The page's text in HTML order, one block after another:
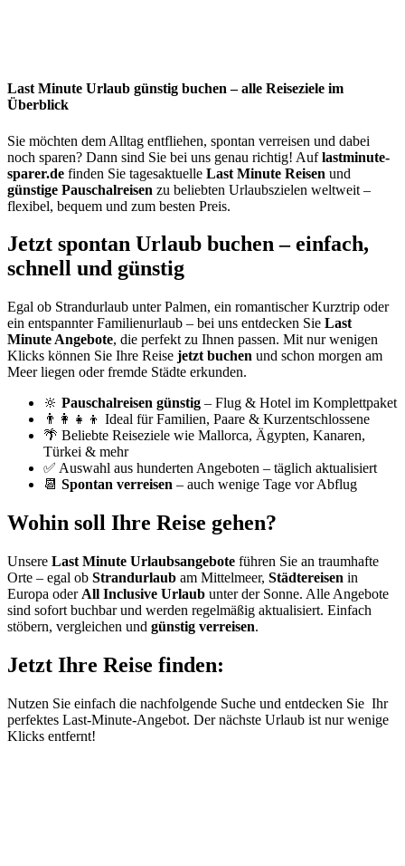
Last Minute Urlaub günstig buchen – alle Reiseziele im
Überblick
Sie möchten dem Alltag entfliehen, spontan verreisen und dabei
noch sparen? Dann sind Sie bei uns genau richtig! Auflastminute-
sparer.de finden Sie tagesaktuelle Last Minute Reisen und
günstige Pauschalreisen zu beliebten Urlaubszielen weltweit –
flexibel, bequem und zum besten Preis.
Jetzt spontan Urlaub buchen – einfach,
schnell und günstig
Egal ob Strandurlaub unter Palmen, ein romantischer Kurztrip oder
ein entspannter Familienurlaub – bei uns entdecken Sie Last
Minute Angebote, die perfekt zu Ihnen passen. Mit nur wenigen
Klicks können Sie Ihre Reise jetzt buchen und schon morgen am
Meer liegen oder fremde Städte erkunden.
🔆 Pauschalreisen günstig – Flug & Hotel im Komplettpaket
👨‍👩‍👧‍👦 Ideal für Familien, Paare & Kurzentschlossene
🌴 Beliebte Reiseziele wie Mallorca, Ägypten, Kanaren,
Türkei & mehr
✅ Auswahl aus hunderten Angeboten – täglich aktualisiert
📆 Spontan verreisen – auch wenige Tage vor Abflug
Wohin soll Ihre Reise gehen?
Unsere Last Minute Urlaubsangebote führen Sie an traumhafte
Orte – egal ob Strandurlaub am Mittelmeer, Städtereisen in
Europa oder All Inclusive Urlaub unter der Sonne. Alle Angebote
sind sofort buchbar und werden regelmäßig aktualisiert. Einfach
stöbern, vergleichen und günstig verreisen.
Jetzt Ihre Reise finden:
Nutzen Sie einfach die nachfolgende Suche und entdecken Sie Ihr
perfektes Last-Minute-Angebot. Der nächste Urlaub ist nur wenige
Klicks entfernt!